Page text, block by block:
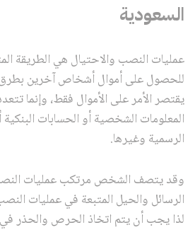
السعودية
عمليات النصب والاحتيال هي الطريقة
للحصول على أموال أشخاص آخرين
يقتصر الأمر على الأموال فقط، وإنما
المعلومات الشخصية أو الحسابات
الرسمية وغيرها.
وقد يتصف الشخص مرتكب عمليات
الرسائل والحيل المتبعة في عمليات
لذا يجب أن يتم اتخاذ الحرص والحذر في